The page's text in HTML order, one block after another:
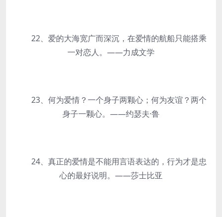
22、爱的大海宽广而深沉，在爱情的航船只能搭乘
一对恋人。——力成文学
23、何为爱情？一个身子两颗心；何为友谊？两个
身子一颗心。——约瑟夫·鲁
24、真正的爱情是不能用言语表达的，行为才是忠
心的最好说明。——莎士比亚